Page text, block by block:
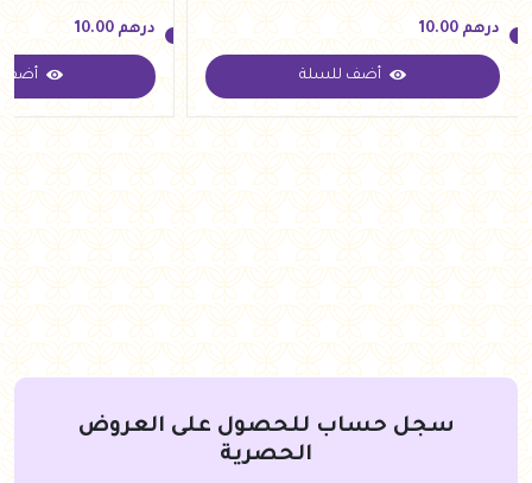
درهم
درهم 10.00
أضف للسلة
درهم
درهم 10.00
أضف
سجل حساب للحصول على العروض
الحصرية